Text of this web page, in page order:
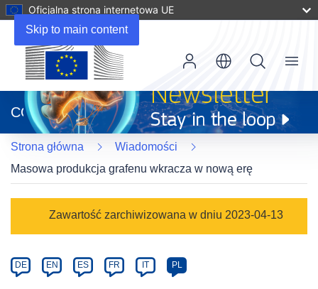
Skip to main content
Oficjalna strona internetowa UE
otworzy
się
w
nowym
oknie)
CORDIS
Menu
Strona główna
Wiadomości
Masowa produkcja grafenu wkracza w nową erę
Category
Zawartość zarchiwizowana w dniu 2023-04-13
Article
available
DE EN ES FR IT PL